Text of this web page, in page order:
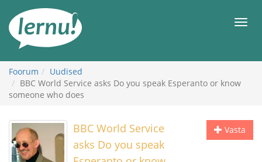
juurde
Foorum
Uudised
BBC World Service asks Do you speak Esperanto or know
someone who does
Vasta
BBC World Service
asks Do you speak